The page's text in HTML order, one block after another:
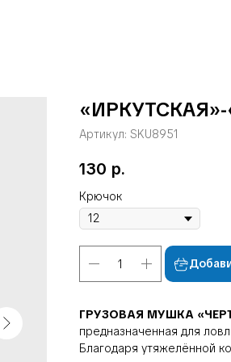
Артикул: SKU8951
130 р.
Крючок
ГРУЗОВАЯ МУШКА
предназначенная для
Благодаря утяжелённой